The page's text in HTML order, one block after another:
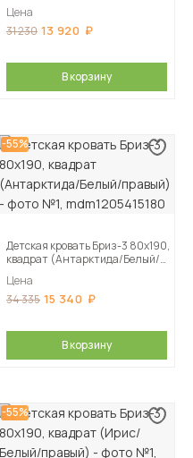
Цена
31 230 13 920
В корзину
-55%
Детская кровать Бриз-3 80х190,
квадрат (Антарктида/Белый/
Цена
34 335 15 340
В корзину
-55%